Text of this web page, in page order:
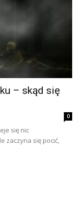
– skąd się
0
się nic
zaczyna się pocić,